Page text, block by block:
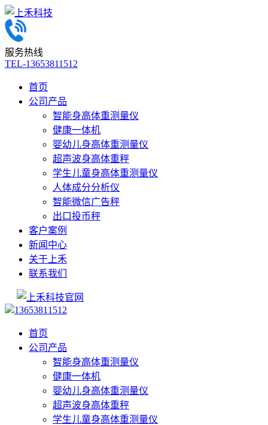
服务热线
TEL-13653811512
首页
公司产品
智能身高体重测量仪
健康一体机
婴幼儿身高体重测量仪
超声波身高体重秤
学生儿童身高体重测量仪
人体成分分析仪
智能微信广告秤
出口投币秤
客户案例
新闻中心
关于上禾
联系我们
13653811512
首页
公司产品
智能身高体重测量仪
健康一体机
婴幼儿身高体重测量仪
超声波身高体重秤
学生儿童身高体重测量仪